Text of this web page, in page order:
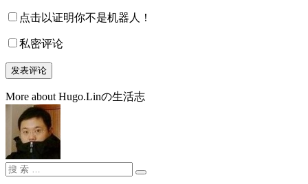
点击以证明你不是机器人！
私密评论
More about Hugo.Linの生活志
搜
搜